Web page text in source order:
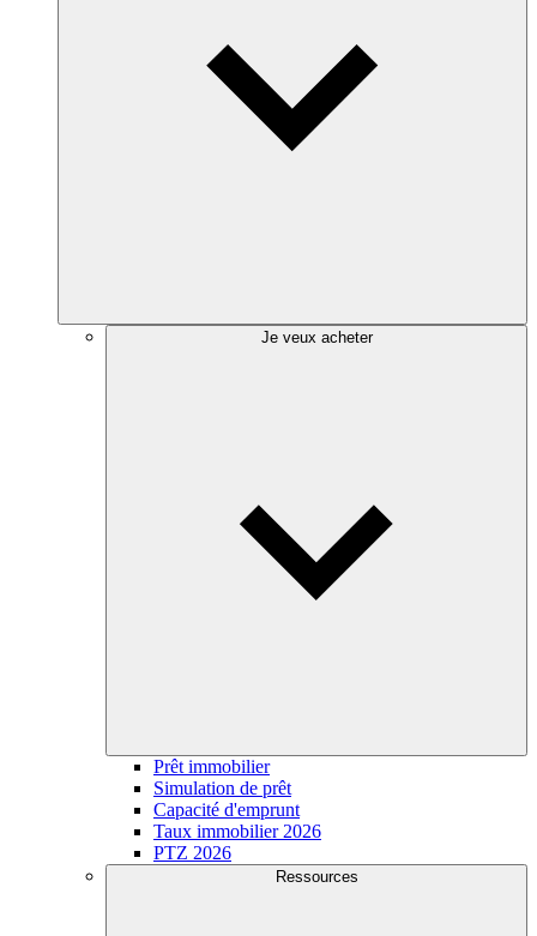
Je veux acheter
Prêt immobilier
Simulation de prêt
Capacité d'emprunt
Taux immobilier 2026
PTZ 2026
Ressources